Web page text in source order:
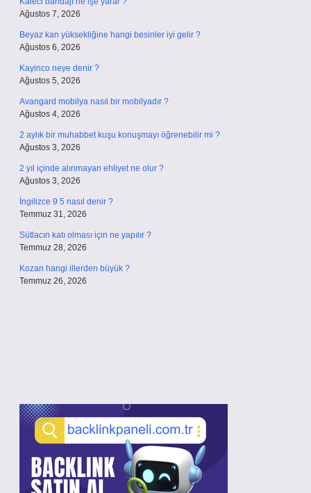
Ağustos 7, 2026
Beyaz kan yüksekliğine hangi besinler iyi gelir ?
Ağustos 6, 2026
Kayinco neye denir ?
Ağustos 5, 2026
Avangard mobilya nasıl bir mobilyadır ?
Ağustos 4, 2026
2 aylık bir muhabbet kuşu konuşmayı öğrenebilir mi ?
Ağustos 3, 2026
2 yıl içinde alınmayan ehliyet ne olur ?
Ağustos 3, 2026
İngilizce 9 5 nasıl denir ?
Temmuz 31, 2026
Sütlacın katı olması için ne yapılır ?
Temmuz 28, 2026
Kozan hangi illerden büyük ?
Temmuz 26, 2026